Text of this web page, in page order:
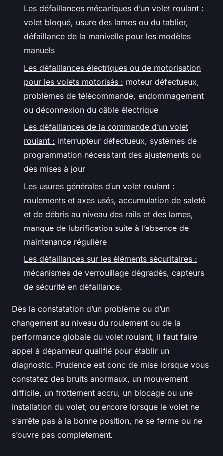
Les défaillances mécaniques d’un volet roulant :
volet bloqué, usure des lames ou du tablier,
défaillance de la manivelle pour les modèles
manuels
Les défaillances électriques ou de motorisation
pour les volets motorisés : moteur défectueux,
problèmes de télécommande, endommagement
ou déconnexion du câble électrique
Les défaillances de la commande d’un volet
roulant : interrupteur défectueux, systèmes de
programmation nécessitant des ajustements ou
des mises à jour
Les usures générales d’un volet roulant :
roulements et axes usés, accumulation de saleté
et de débris au niveau des rails et des lames,
manque de lubrification suite à l’absence de
maintenance régulière
Les défaillances sur les éléments sécuritaires :
mécanismes de verrouillage dégradés, capteurs
de sécurité en défaillance.
Dès la constatation d’un problème ou d’un
changement au niveau du roulement ou de la
performance globale du volet roulant, il faut faire
appel à dépanneur qualifié pour établir un
diagnostic. Prudence est donc de mise lorsque vous
constatez des bruits anormaux, un mouvement
difficile, un frottement accru, un blocage ou une
installation du volet, ou encore lorsque le volet ne
s’arrête pas à la bonne position, ne se ferme ou ne
s’ouvre pas complètement.